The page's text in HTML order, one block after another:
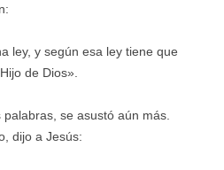
ley, y según esa ley tiene que
de Dios».
se asustó aún más.
dijo a Jesús: